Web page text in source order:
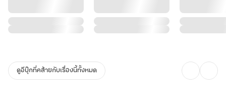
ดูอีบุ๊กที่คล้ายกับเรื่องนี้ทั้งหมด